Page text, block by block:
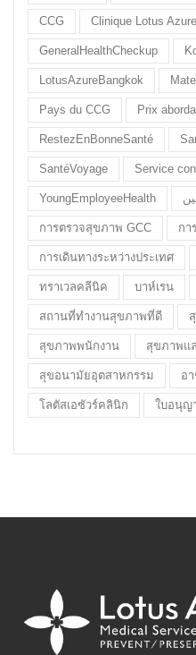
CCG Clinique Lotus Azure
GeneralHealthCheckup
LotusAzureBangkok
Pays du CCG Prix
RestezEnBonneSanté
SantéVoyage Service
YoungEmployeeHealth
การตรวจสุขภาพ GCC กา
การเดินทางระหว่างประเทศ
ทราเวลคลีนิค บาห์เรน
สถานที่ทำงานสุขภาพที่ดี
สุขภาพพนักงาน สุขภาพแ
สุขอนามัยอุตสาหกรรม อ
โลตัสเอซัวร์คลินิก ใบอนุญ